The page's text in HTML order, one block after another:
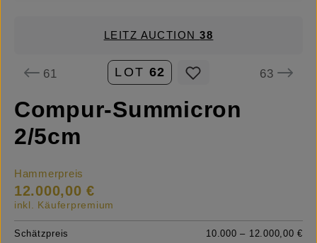
LEITZ AUCTION38
61 LOT 62 63
Compur-Summicron
2/5cm
Hammerpreis
12.000,00 €
inkl. Käuferpremium
Schätzpreis
10.000 – 12.000,00 €